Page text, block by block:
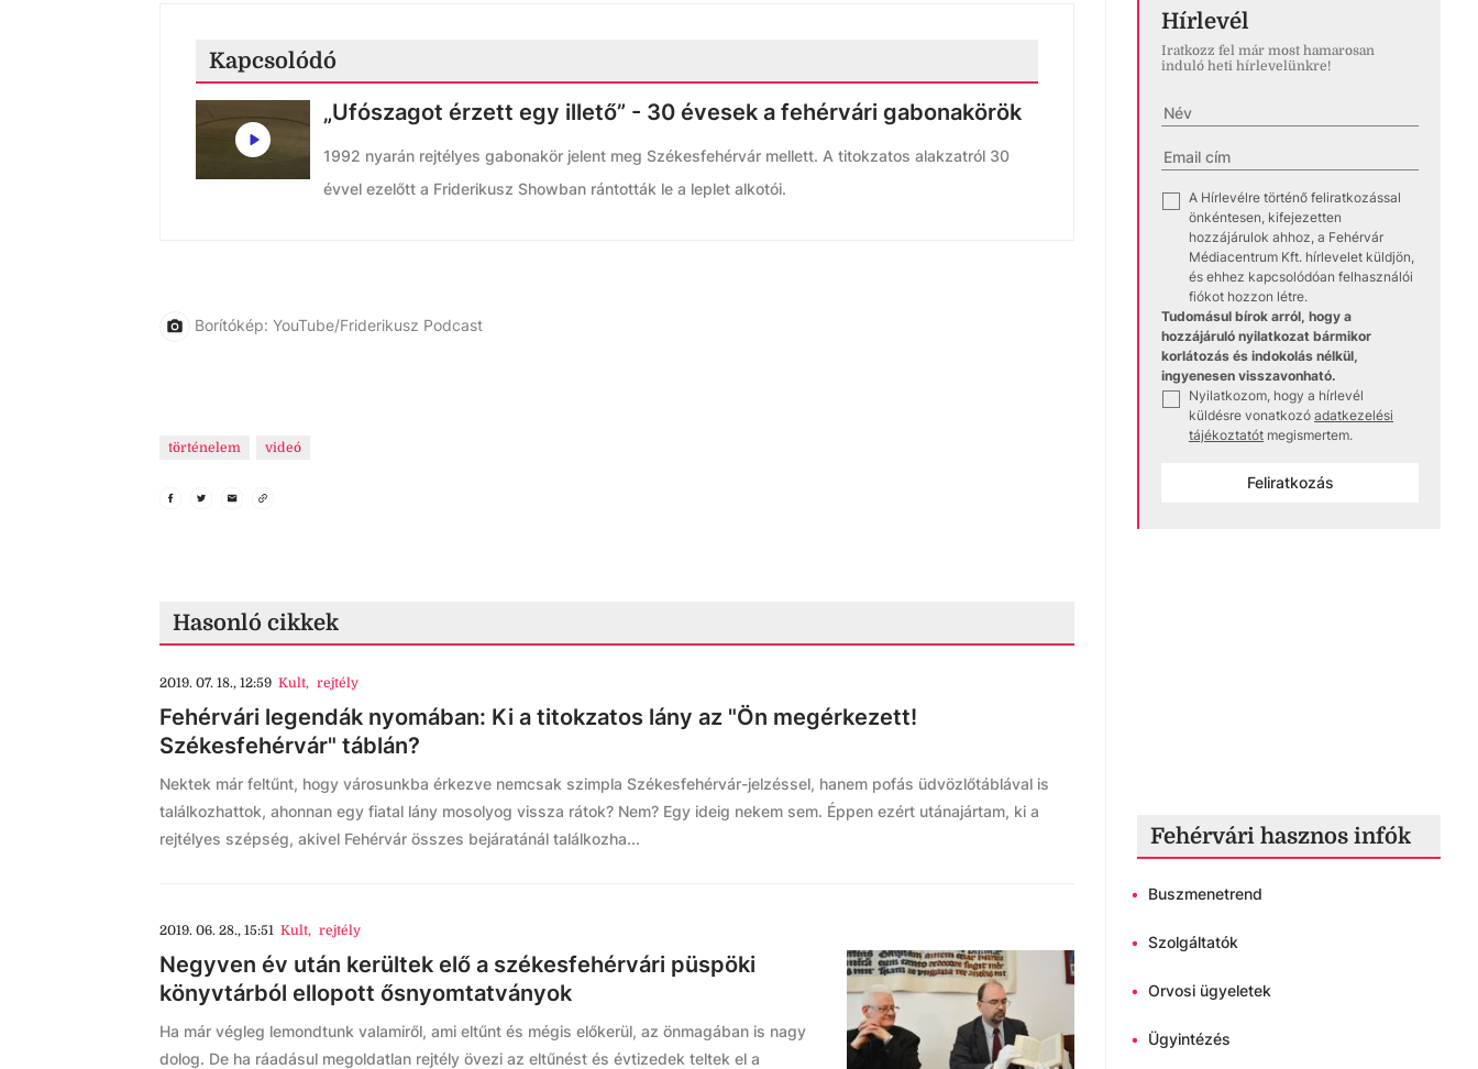
Kapcsolódó
„Ufószagot érzett egy illető” - 30 évesek a fehérvári gabonakörök
1992 nyarán rejtélyes gabonakör jelent meg Székesfehérvár mellett. A titokzatos alakzatról 30
évvel ezelőtt a Friderikusz Showban rántották le a leplet alkotói.
Borítókép: YouTube/Friderikusz Podcast
történelem videó
Hasonló cikkek
2019. 07. 18., 12:59 Kult, rejtély
Fehérvári legendák nyomában: Ki a titokzatos lány az "Ön megérkezett!
Székesfehérvár" táblán?
Nektek már feltűnt, hogy városunkba érkezve nemcsak szimpla Székesfehérvár-jelzéssel, hanem pofás üdvözlőtáblával is
találkozhattok, ahonnan egy fiatal lány mosolyog vissza rátok? Nem? Egy ideig nekem sem. Éppen ezért utánajártam, ki a
rejtélyes szépség, akivel Fehérvár összes bejáratánál találkozha...
2019. 06. 28., 15:51 Kult, rejtély
Negyven év után kerültek elő a székesfehérvári püspöki
könyvtárból ellopott ősnyomtatványok
Ha már végleg lemondtunk valamiről, ami eltűnt és mégis előkerül, az önmagában is nagy
dolog. De ha ráadásul megoldatlan rejtély övezi az eltűnést és évtizedek teltek el a
Hírlevél
Iratkozz fel már most hamarosan
induló heti hírlevelünkre!
A Hírlevélre történő feliratkozással
önkéntesen, kifejezetten
hozzájárulok ahhoz, a Fehérvár
Médiacentrum Kft. hírlevelet küldjön,
és ehhez kapcsolódóan felhasználói
fiókot hozzon létre.
Tudomásul bírok arról, hogy a
hozzájáruló nyilatkozat bármikor
korlátozás és indokolás nélkül,
ingyenesen visszavonható.
Nyilatkozom, hogy a hírlevél
küldésre vonatkozó adatkezelési
tájékoztatót megismertem.
Feliratkozás
Fehérvári hasznos infók
• Buszmenetrend
• Szolgáltatók
• Orvosi ügyeletek
• Ügyintézés